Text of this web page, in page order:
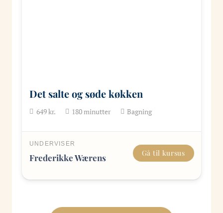
Det salte og søde køkken
649kr. 180minutter Bagning
UNDERVISER
Frederikke Wærens Gå til kursus